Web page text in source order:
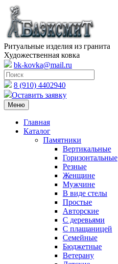
Ритуальные изделия из гранита
Художественная ковка
bk-kovka@mail.ru
8 (910) 4402940
Оставить заявку
Меню
Главная
Каталог
Памятники
Вертикальные
Горизонтальные
Резные
Женщине
Мужчине
В виде стелы
Простые
Авторские
С деревьями
С плащаницей
Семейные
Бюджетные
Ветерану